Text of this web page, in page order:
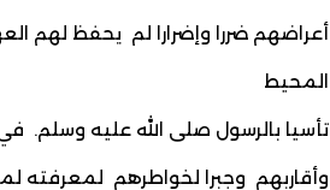
أعراضهم ضررا وإضرارا لم يحفظ لهم
المحيط
تأسيا بالرسول صلى الله عليه وسلم.
وأقاربهم وجبرا لخواطرهم لمعرفته